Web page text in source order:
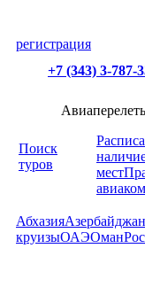
регистрация
+7 (343) 3-787-
Поиск
туров
мест
АбхазияАзербайджан
круизыОАЭОман